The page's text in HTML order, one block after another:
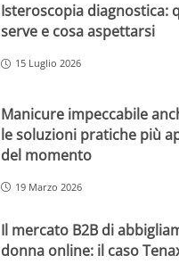
Isteroscopia diagnostica:
serve e cosa aspettarsi
15 Luglio 2026
Manicure impeccabile
le soluzioni pratiche più
del momento
19 Marzo 2026
Il mercato B2B di
donna online: il caso